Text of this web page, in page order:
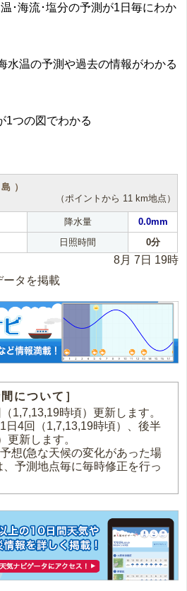
･海流･塩分の予測が1日毎にわか
水温の予測や過去の情報がわかる
1つの図でわかる
）
（ポイントから 11 km地点）
降水量
0.0mm
日照時間 0分
8月 7日 19時
タを掲載
について］
1,7,13,19時頃）更新します。
日4回（1,7,13,19時頃）、後半
更新します。
想(急な天候の変化があった場
予測地点毎に毎時修正を行っ